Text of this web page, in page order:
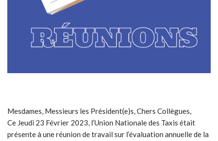
Mesdames, Messieurs les Président(e)s, Chers Collègues,
Ce Jeudi 23 Février 2023, l’Union Nationale des Taxis était
présente à une réunion de travail sur l’évaluation annuelle de la